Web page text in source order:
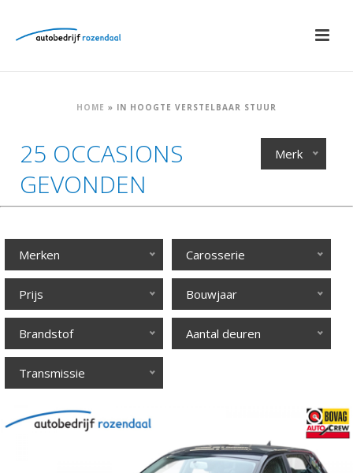
HOME » IN HOOGTE VERSTELBAAR STUUR
25 OCCASIONS
GEVONDEN
Merk
Merken Carosserie
Prijs Bouwjaar
Brandstof Aantal deuren
Transmissie